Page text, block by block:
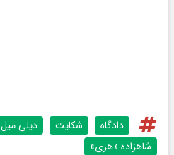
دادگاه شکایت دیلی میل
شاهزاده «هری»